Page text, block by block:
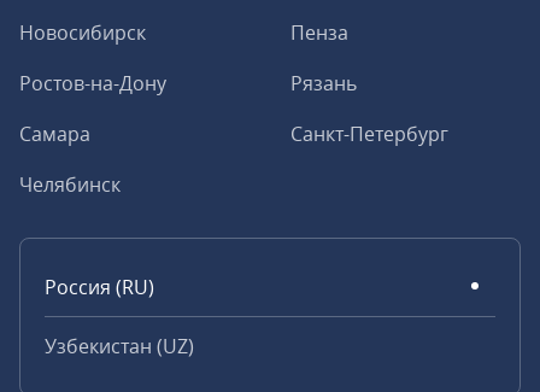
Новосибирск
Пенза
Ростов-на-Дону
Рязань
Самара
Санкт-Петербург
Челябинск
Россия (RU)
Узбекистан (UZ)